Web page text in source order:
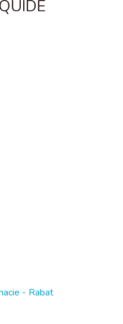
- Rabat